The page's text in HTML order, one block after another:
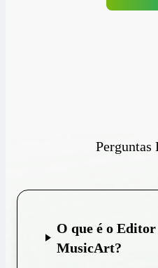
Perguntas
O que é o
MusicArt?